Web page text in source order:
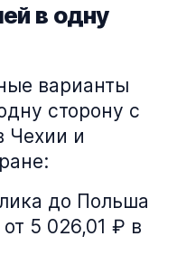
в одну
варианты
сторону с
Чехии и
до Польша
5 026,01 ₽ в